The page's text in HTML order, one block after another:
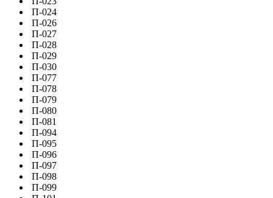
П-024
П-026
П-027
П-028
П-029
П-030
П-077
П-078
П-079
П-080
П-081
П-094
П-095
П-096
П-097
П-098
П-099